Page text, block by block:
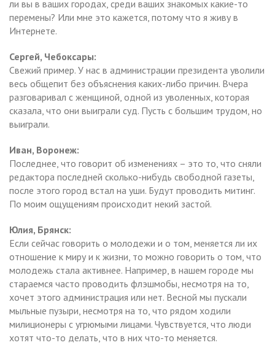
ли вы в ваших городах, среди ваших знакомых какие-то
перемены? Или мне это кажется, потому что я живу в
Интернете.
Сергей, Чебоксары:
Свежий пример. У нас в администрации президента уволили
весь общепит без объяснения каких-либо причин. Вчера
разговаривал с женщиной, одной из уволенных, которая
сказала, что они выиграли суд. Пусть с большим трудом, но
выиграли.
Иван, Воронеж:
Последнее, что говорит об изменениях – это то, что сняли
редактора последней сколько-нибудь свободной газеты,
после этого город встал на уши. Будут проводить митинг.
По моим ощущениям происходит некий застой.
Юлия, Брянск:
Если сейчас говорить о молодежи и о том, меняется ли их
отношение к миру и к жизни, то можно говорить о том, что
молодежь стала активнее. Например, в нашем городе мы
стараемся часто проводить флэшмобы, несмотря на то,
хочет этого администрация или нет. Весной мы пускали
мыльные пузыри, несмотря на то, что рядом ходили
милиционеры с угрюмыми лицами. Чувствуется, что люди
хотят что-то делать, что в них что-то меняется.